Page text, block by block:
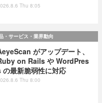
Thu 8:05
・サービス・業界動向
がアップデート、
on Rails や WordPres
の最新脆弱性に対応
Thu 8:00